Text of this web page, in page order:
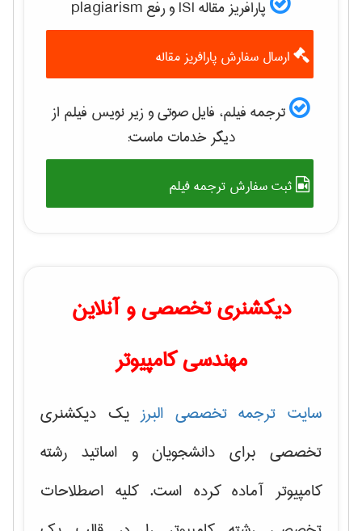
پارافریز مقاله ISI و رفع plagiarism
ارسال سفارش پارافریز مقاله
ترجمه فیلم، فایل صوتی و زیر نویس فیلم از
دیگر خدمات ماست:
ثبت سفارش ترجمه فیلم
دیکشنری تخصصی و آنلاین
مهندسی کامپیوتر
سایت ترجمه تخصصی البرزیک دیکشنری
تخصصی برای دانشجویان و اساتید رشته
کامپیوتر آماده کرده است. کلیه اصطلاحات